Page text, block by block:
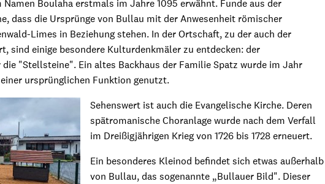
Boulaha erstmals im Jahre 1095 erwähnt. Funde aus der
dass die Ursprünge von Bullau mit der Anwesenheit römischer
Limes in Beziehung stehen. In der Ortschaft, zu der auch der
sind einige besondere Kulturdenkmäler zu entdecken: der
"Stellsteine". Ein altes Backhaus der Familie Spatz wurde im Jahr
ursprünglichen Funktion genutzt.
Sehenswert ist auch die Evangelische Kirche. Deren
spätromanische Choranlage wurde nach dem Verfall
im Dreißigjährigen Krieg von 1726 bis 1728 erneuert.
Ein besonderes Kleinod befindet sich etwas außerhalb
von Bullau, das sogenannte „Bullauer Bild". Dieser